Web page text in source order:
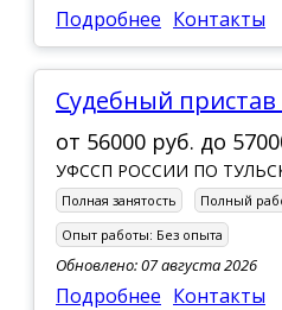
Подробнее Контакты
Судебный
от 56000 руб. до
УФССП РОССИИ ПО
Полная занятость
Полный
Опыт работы: Без опыта
Обновлено: 07 августа 2026
Подробнее Контакты